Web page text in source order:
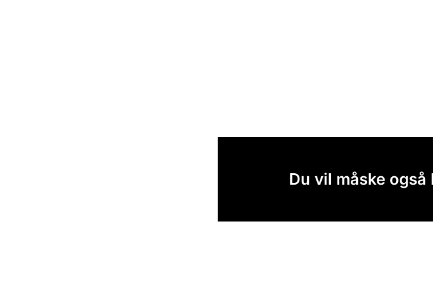
Du vil måske